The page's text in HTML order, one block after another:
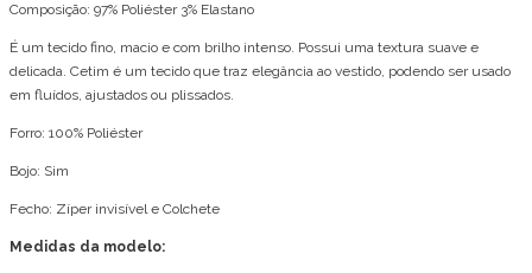
Composição: 97% Poliéster 3% Elastano
É um tecido fino, macio e com brilho intenso. Possui uma textura suave e
delicada. Cetim é um tecido que traz elegância ao vestido, podendo ser usado
em fluídos, ajustados ou plissados.
Forro: 100% Poliéster
Bojo: Sim
Fecho: Zíper invisível e Colchete
Medidas da modelo: